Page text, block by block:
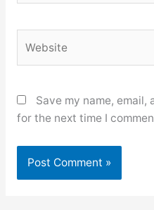
Save my name,
for the next time I